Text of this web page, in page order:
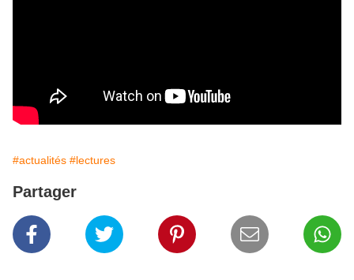
#actualités #lectures
Partager